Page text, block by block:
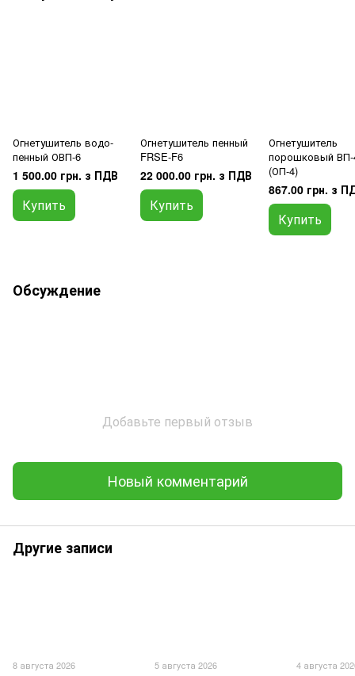
Огнетушитель водо-
пенный ОВП-6
1 500.00 грн. з ПДВ
Купить
Огнетушитель пенный
FRSE-F6
22 000.00 грн. з ПДВ
Купить
Огнетушитель
порошковый ВП-
(ОП-4)
867.00 грн. з
Купить
Обсуждение
Добавьте первый отзыв
Новый комментарий
Другие записи
8 августа 2026 5 августа 2026 4 августа